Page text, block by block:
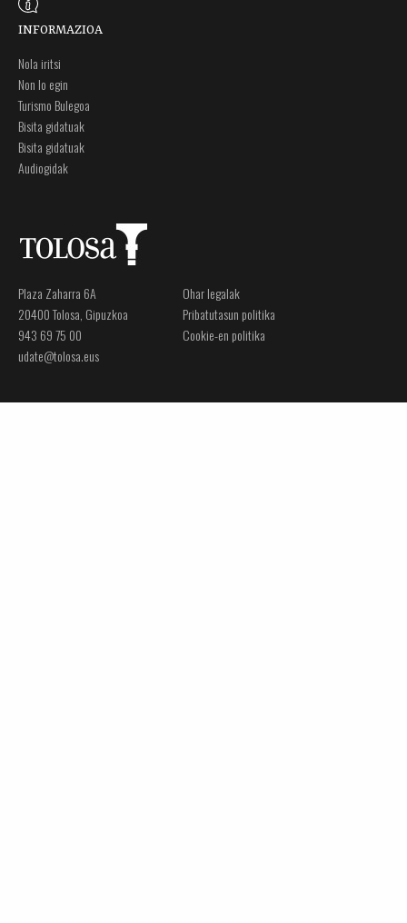
INFORMAZIOA
Nola iritsi
Non lo egin
Turismo Bulegoa
Bisita gidatuak
Bisita gidatuak
Audiogidak
Plaza Zaharra 6A
20400 Tolosa, Gipuzkoa
943 69 75 00
udate@tolosa.eus
Ohar legalak
Pribatutasun politika
Cookie-en politika